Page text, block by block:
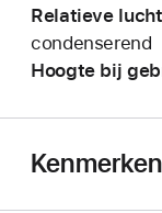
Relatieve
condenserend
Hoogte bij
Kenmerken